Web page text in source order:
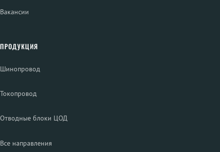
Вакансии
ПРОДУКЦИЯ
Шинопровод
Токопровод
Отводные блоки ЦОД
Все направления